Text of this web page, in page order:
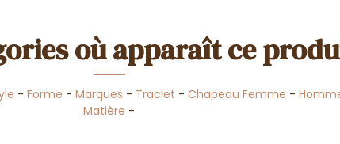
où apparaît ce
- Forme - Marques - Traclet - Chapeau Femme -
Matière -